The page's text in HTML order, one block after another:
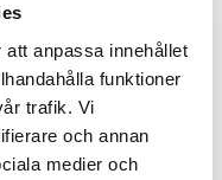
anpassa innehållet
funktioner
trafik. Vi
och annan
medier och